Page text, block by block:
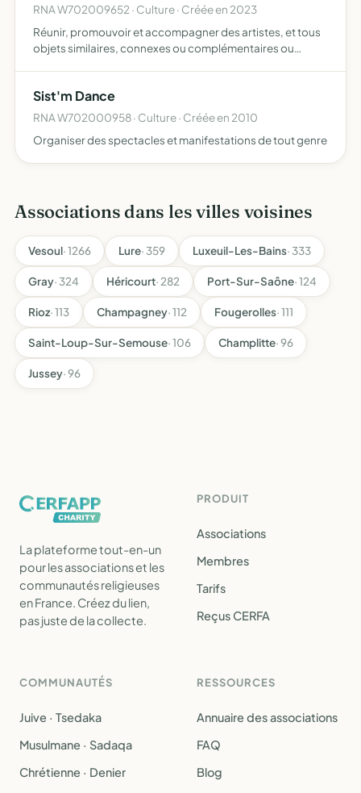
RNA W702009652 · Culture · Créée en 2023
Réunir, promouvoir et accompagner des artistes, et tous
objets similaires, connexes ou complémentaires ou
Sist'm Dance
RNA W702000958 · Culture · Créée en 2010
Organiser des spectacles et manifestations de tout genre
Associations dans les villes voisines
Vesoul· 1266 Lure· 359 Luxeuil-Les-Bains· 333
Gray· 324 Héricourt· 282 Port-Sur-Saône· 124
Rioz· 113 Champagney· 112 Fougerolles· 111
Saint-Loup-Sur-Semouse· 106 Champlitte· 96
Jussey· 96
La plateforme tout-en-un
pour les associations et les
communautés religieuses
en France. Créez du lien,
pas juste de la collecte.
PRODUIT
Associations
Membres
Tarifs
Reçus CERFA
COMMUNAUTÉS
Juive · Tsedaka
Musulmane · Sadaqa
Chrétienne · Denier
RESSOURCES
Annuaire des associations
FAQ
Blog